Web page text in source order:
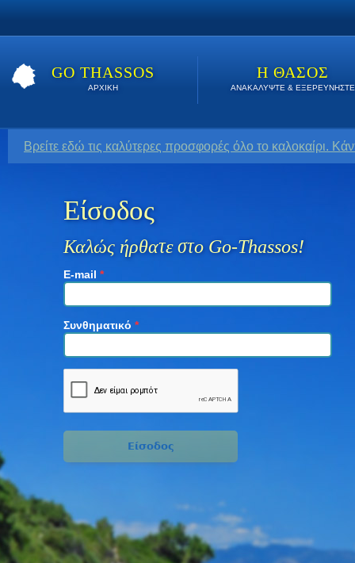
GO THASSOS
ΑΡΧΙΚΗ
Η ΘΑΣΟΣ
ΑΝΑΚΑΛΥΨΤΕ & ΕΞΕΡΕΥΝΗΣΤΕ
Βρείτε εδώ τις καλύτερες προσφορές όλο το καλοκαίρι.
Είσοδος
Καλώς ήρθατε στο Go-Thassos!
E-mail *
Συνθηματικό *